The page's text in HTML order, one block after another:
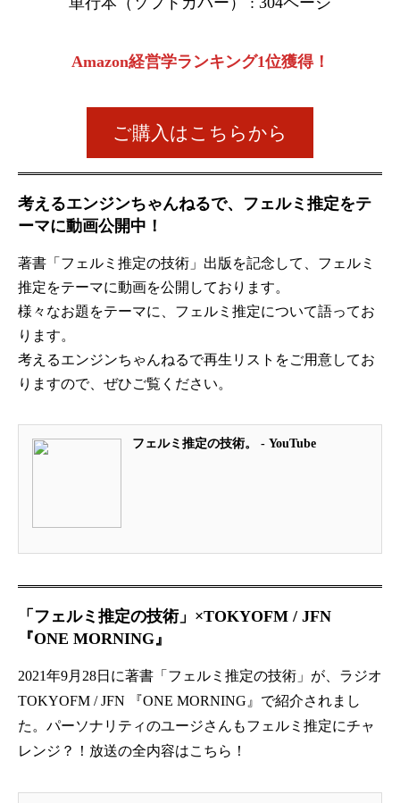
Amazon経営学ランキング1位獲得！
ご購入はこちらから
考えるエンジンちゃんねるで、フェルミ推定をテ
ーマに動画公開中！
著書「フェルミ推定の技術」出版を記念して、フェルミ
推定をテーマに動画を公開しております。
様々なお題をテーマに、フェルミ推定について語ってお
ります。
考えるエンジンちゃんねるで再生リストをご用意してお
りますので、ぜひご覧ください。
フェルミ推定の技術。 - YouTube
「フェルミ推定の技術」×TOKYOFM / JFN
『ONE MORNING』
2021年9月28日に著書「フェルミ推定の技術」が、ラジオ
TOKYOFM / JFN 『ONE MORNING』で紹介されまし
た。パーソナリティのユージさんもフェルミ推定にチャ
レンジ？！放送の全内容はこちら！